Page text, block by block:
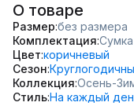
О товаре
Размер без размера
Комплектация Сумка
Цвет коричневый
Сезон
Коллекция Осень-
СтильНа каждый